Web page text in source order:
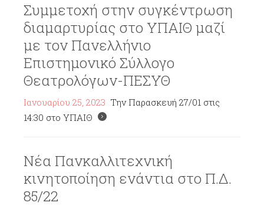
Συμμετοχή στην συγκέντρωση
διαμαρτυρίας στο ΥΠΑΙΘ μαζί
με τον Πανελλήνιο
Επιστημονικό Σύλλογο
Θεατρολόγων-ΠΕΣΥΘ
Ιανουαρίου 25, 2023 Την Παρασκευή 27/01 στις
14:30 στο ΥΠΑΙΘ
Νέα Πανκαλλιτεχνική
κινητοποίηση ενάντια στο Π.Δ.
85/22